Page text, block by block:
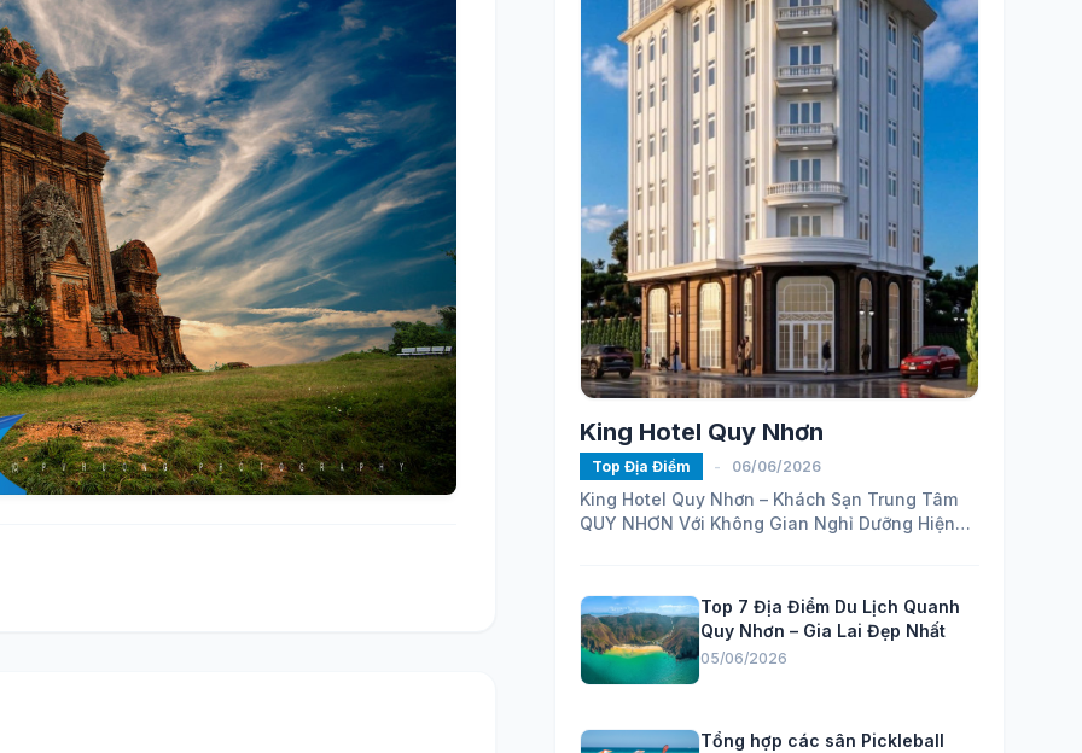
King Hotel Quy Nhơn
Top Địa Điểm - 06/06/2026
King Hotel Quy Nhơn – Khách Sạn Trung Tâm
QUY NHƠN Với Không Gian Nghỉ Dưỡng Hiện
Top 7 Địa Điểm Du Lịch Quanh
Quy Nhơn – Gia Lai Đẹp Nhất
05/06/2026
Tổng hợp các sân Pickleball